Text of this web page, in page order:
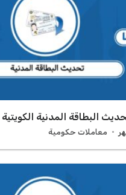
البطاقة المدنية الكويتية
معاملات حكومية